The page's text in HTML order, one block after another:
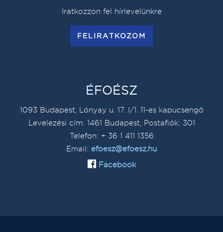
Iratkozzon fel hírlevelünkre
FELIRATKOZOM
ÉFOÉSZ
1093 Budapest, Lónyay u. 17. I/1. 11-es kapucsengő
Levelezési cím: 1461 Budapest, Postafiók: 301
Telefon: + 36 1 411 1356
Email: efoesz@efoesz.hu
Facebook